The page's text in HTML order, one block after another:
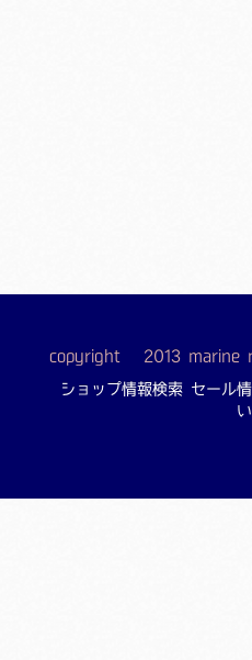
copyright © 2013 marine
ショップ情報検索 セール